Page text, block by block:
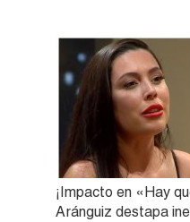
¡Impacto en «Hay
Aránguiz destapa